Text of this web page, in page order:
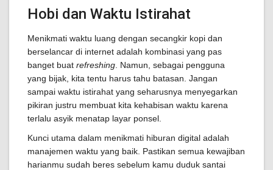
Hobi dan Waktu Istirahat
Menikmati waktu luang dengan secangkir kopi dan
berselancar di internet adalah kombinasi yang pas
banget buat refreshing . Namun, sebagai pengguna
yang bijak, kita tentu harus tahu batasan. Jangan
sampai waktu istirahat yang seharusnya menyegarkan
pikiran justru membuat kita kehabisan waktu karena
terlalu asyik menatap layar ponsel.
Kunci utama dalam menikmati hiburan digital adalah
manajemen waktu yang baik. Pastikan semua kewajiban
harianmu sudah beres sebelum kamu duduk santai